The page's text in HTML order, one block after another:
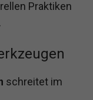
Praktiken
schreitet im